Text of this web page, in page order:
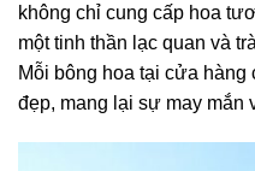
không chỉ cung cấp hoa
một tinh thần lạc quan và
Mỗi bông hoa tại cửa
đẹp, mang lại sự may mắn